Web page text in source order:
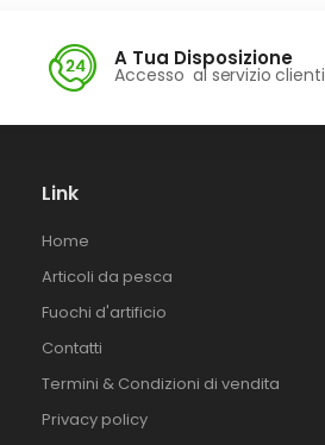
A Tua Disposizione
Accesso al servizio clienti
Link
Home
Articoli da pesca
Fuochi d'artificio
Contatti
Termini & Condizioni di vendita
Privacy policy